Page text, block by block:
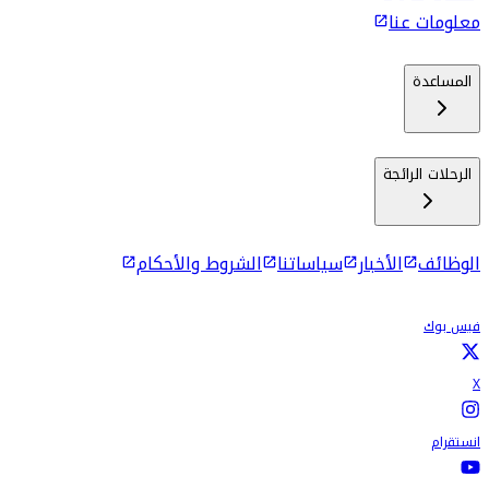
معلومات عنا
المساعدة
الرحلات الرائجة
الوظائف الأخبار سياساتنا الشروط والأحكام
فيس بوك
X
انستقرام